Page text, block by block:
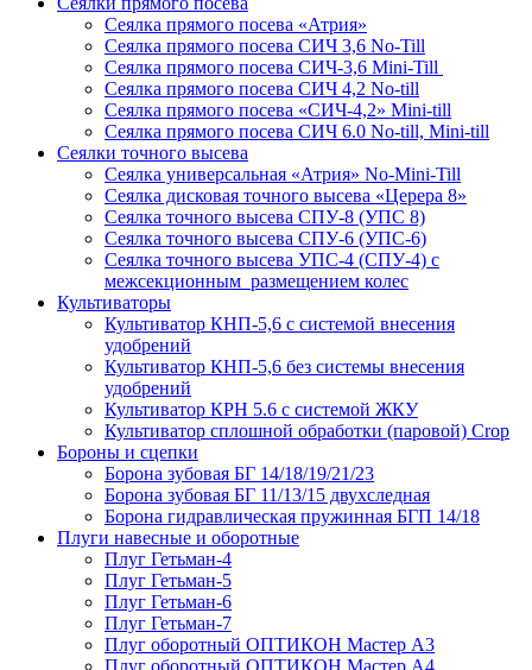
Сеялка прямого посева «Атрия»
Сеялка прямого посева СИЧ 3,6 No-Till
Сеялка прямого посева СИЧ-3,6 Mini-Till
Сеялка прямого посева СИЧ 4,2 No-till
Сеялка прямого посева «СИЧ-4,2» Mini-till
Сеялка прямого посева СИЧ 6.0 No-till, Mini-till
Сеялки точного высева
Сеялка универсальная «Атрия» No-Mini-Till
Сеялка дисковая точного высева «Церера 8»
Сеялка точного высева СПУ-8 (УПС 8)
Сеялка точного высева СПУ-6 (УПС-6)
Сеялка точного высева УПС-4 (СПУ-4) с
межсекционным размещением колес
Культиваторы
Культиватор КНП-5,6 с системой внесения
удобрений
Культиватор КНП-5,6 без системы внесения
удобрений
Культиватор КРН 5.6 с системой ЖКУ
Культиватор сплошной обработки (паровой) Crop
Бороны и сцепки
Борона зубовая БГ 14/18/19/21/23
Борона зубовая БГ 11/13/15 двухследная
Борона гидравлическая пружинная БГП 14/18
Плуги навесные и оборотные
Плуг Гетьман-4
Плуг Гетьман-5
Плуг Гетьман-6
Плуг Гетьман-7
Плуг оборотный ОПТИКОН Мастер А3
Плуг оборотный ОПТИКОН Мастер А4